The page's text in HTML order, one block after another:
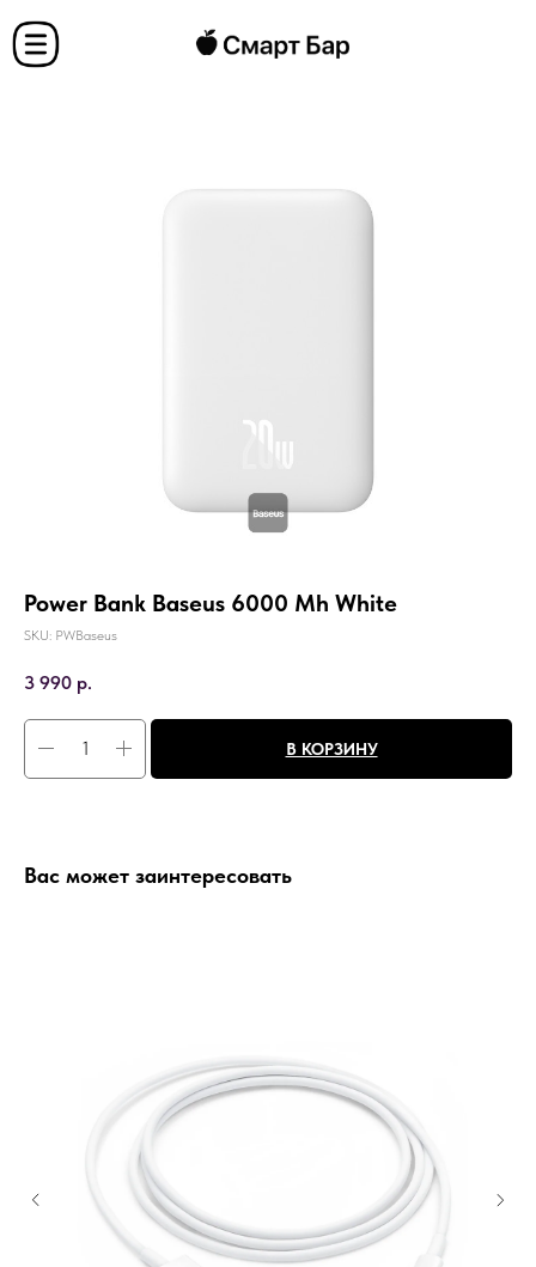
Power Bank Baseus 6000 Mh White
SKU: PWBaseus
3 990 р.
В КОРЗИНУ
Вас может заинтересовать